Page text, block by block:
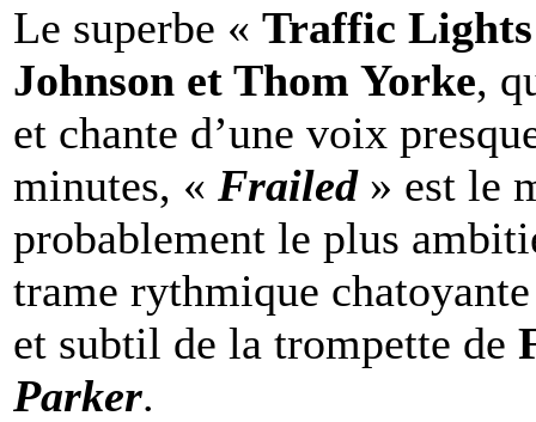
Le superbe « Traffic
Johnson et Thom Yorke,
et chante d’une voix
minutes, « Frailed » est le
probablement le plus
trame rythmique
et subtil de la trompette de
Parker.